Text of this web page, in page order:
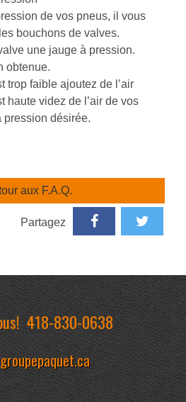
de vos pneus, il vous
bouchons de valves.
une jauge à pression.
obtenue.
trop faible ajoutez de l’air
haute videz de l’air de vos
pression désirée.
aux F.A.Q.
Partagez
418-830-0638